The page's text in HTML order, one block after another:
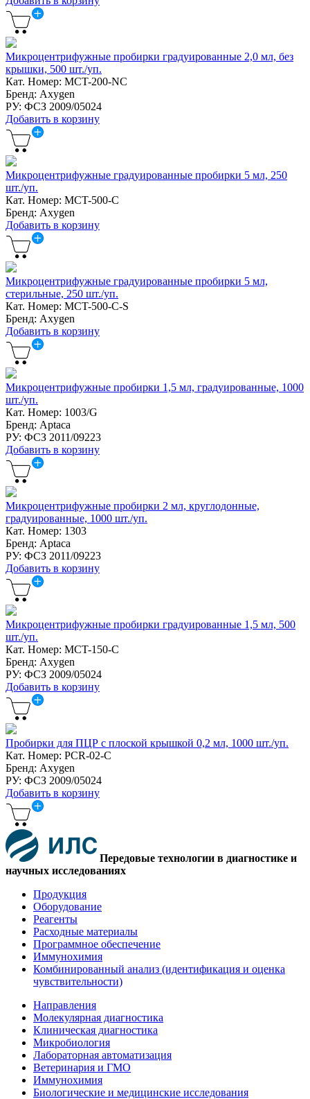
Микроцентрифужные пробирки градуированные 2,0 мл, без
крышки, 500 шт./уп.
Кат. Номер: MCT-200-NC
Бренд: Axygen
РУ: ФСЗ 2009/05024
Добавить в корзину
Микроцентрифужные градуированные пробирки 5 мл, 250
шт./уп.
Кат. Номер: MCT-500-C
Бренд: Axygen
Добавить в корзину
Микроцентрифужные градуированные пробирки 5 мл,
стерильные, 250 шт./уп.
Кат. Номер: MCT-500-C-S
Бренд: Axygen
Добавить в корзину
Микроцентрифужные пробирки 1,5 мл, градуированные, 1000
шт./уп.
Кат. Номер: 1003/G
Бренд: Aptaca
РУ: ФСЗ 2011/09223
Добавить в корзину
Микроцентрифужные пробирки 2 мл, круглодонные,
градуированные, 1000 шт./уп.
Кат. Номер: 1303
Бренд: Aptaca
РУ: ФСЗ 2011/09223
Добавить в корзину
Микроцентрифужные пробирки градуированные 1,5 мл, 500
шт./уп.
Кат. Номер: MCT-150-C
Бренд: Axygen
РУ: ФСЗ 2009/05024
Добавить в корзину
Пробирки для ПЦР с плоской крышкой 0,2 мл, 1000 шт./уп.
Кат. Номер: PCR-02-C
Бренд: Axygen
РУ: ФСЗ 2009/05024
Добавить в корзину
Передовые технологии в диагностике и
научных исследованиях
Продукция
Оборудование
Реагенты
Расходные материалы
Программное обеспечение
Иммунохимия
Комбинированный анализ (идентификация и оценка
чувствительности)
Направления
Молекулярная диагностика
Клиническая диагностика
Микробиология
Лабораторная автоматизация
Ветеринария и ГМО
Иммунохимия
Биологические и медицинские исследования